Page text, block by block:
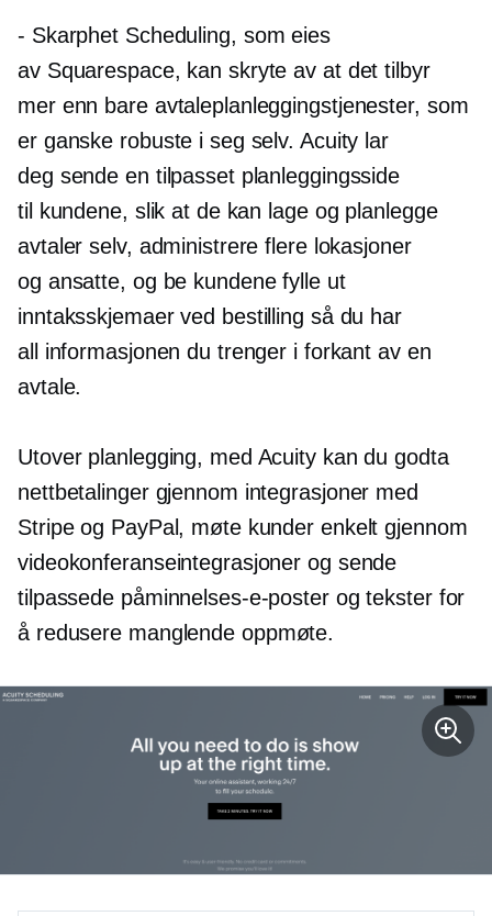
- Skarphet Scheduling, som eies
av Squarespace, kan skryte av at det tilbyr
mer enn bare avtaleplanleggingstjenester, som
er ganske robuste i seg selv. Acuity lar
deg sende en tilpasset planleggingsside
til kundene, slik at de kan lage og planlegge
avtaler selv, administrere flere lokasjoner
og ansatte, og be kundene fylle ut
inntaksskjemaer ved bestilling så du har
all informasjonen du trenger i forkant av en
avtale.
Utover planlegging, med Acuity kan du godta
nettbetalinger gjennom integrasjoner med
Stripe og PayPal, møte kunder enkelt gjennom
videokonferanseintegrasjoner og sende
tilpassede påminnelses-e-poster og tekster for
å redusere manglende oppmøte.